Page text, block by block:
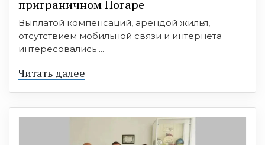
приграничном Погаре
Выплатой компенсаций, арендой жилья,
отсутствием мобильной связи и интернета
интересовались ...
Читать далее